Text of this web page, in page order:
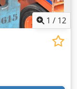
1 / 12